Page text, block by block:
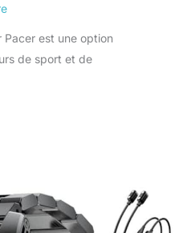
Pacer est une option
de sport et de